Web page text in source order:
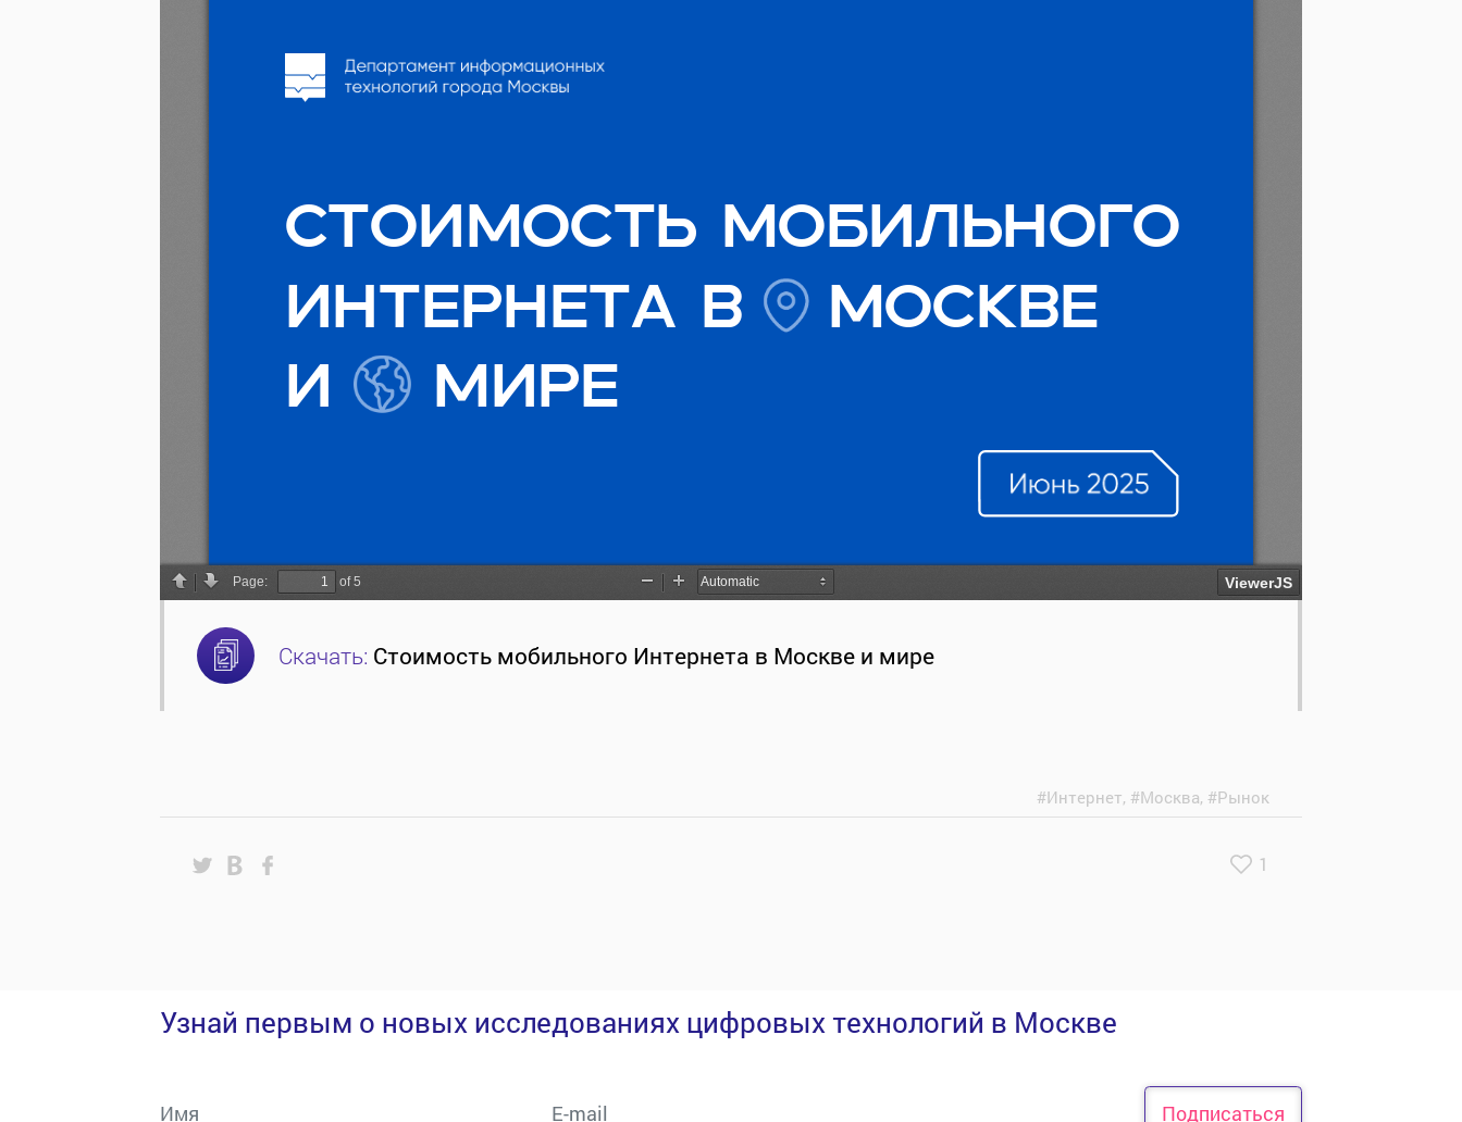
Скачать: Стоимость мобильного Интернета в Москве и мире
#Интернет, #Москва, #Рынок
1
Узнай первым о новых исследованиях цифровых технологий в Москве
Подписаться